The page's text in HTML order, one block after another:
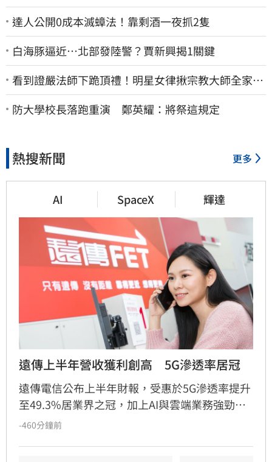
達人公開0成本滅蟑法！靠剩酒一夜抓2隻
白海豚逼近…北部發陸警？賈新興揭1關鍵
看到證嚴法師下跪頂禮！明星女律揪宗教大師全家詐
慈濟…全家爽睡黃金堆
防大學校長落跑重演 鄭英耀：將祭這規定
熱搜新聞 更多
AI SpaceX 輝達
遠傳上半年營收獲利創高　5G滲透率居冠
遠傳電信公布上半年財報，受惠於5G滲透率提升
至49.3%居業界之冠，加上AI與雲端業務強勁成
長，營收、淨利與每股盈餘均創下同期歷史新
-460分鐘前